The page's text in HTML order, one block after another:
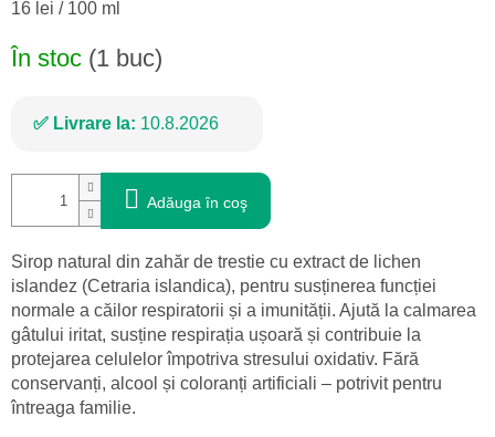
Evaluare
16 lei / 100 ml
În stoc (1 buc)
Livrare la: 10.8.2026
Adăuga în coş
Sirop natural din zahăr de trestie cu extract de lichen
islandez (Cetraria islandica), pentru susținerea funcției
normale a căilor respiratorii și a imunității. Ajută la calmarea
gâtului iritat, susține respirația ușoară și contribuie la
protejarea celulelor împotriva stresului oxidativ. Fără
conservanți, alcool și coloranți artificiali – potrivit pentru
întreaga familie.